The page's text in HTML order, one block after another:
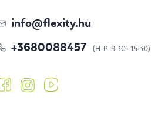
info@flexity.hu
+3680088457